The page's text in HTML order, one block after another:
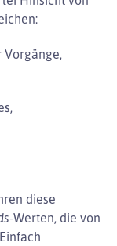
diese
-Werten, die von